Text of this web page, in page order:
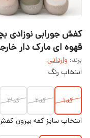
کفش جورابی نوزادی
قهوه ای مارک دار
برند: وارداتی
انتخاب رنگ
کد۱ کد۲ کد۳
انتخاب سایز کفه بیرون